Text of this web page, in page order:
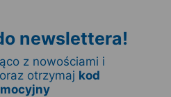
newslettera!
z nowościami i
otrzymaj kod